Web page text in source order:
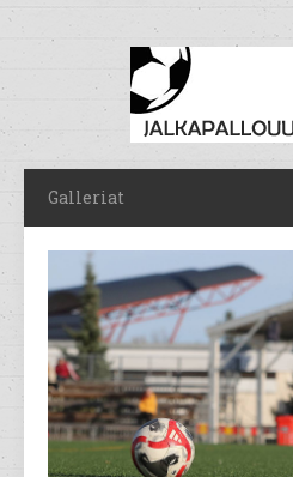
Galleriat